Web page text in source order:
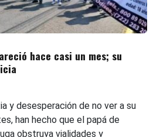
hace casi un mes; su
y desesperación de no ver a su
han hecho que el papá de
obstruya vialidades y